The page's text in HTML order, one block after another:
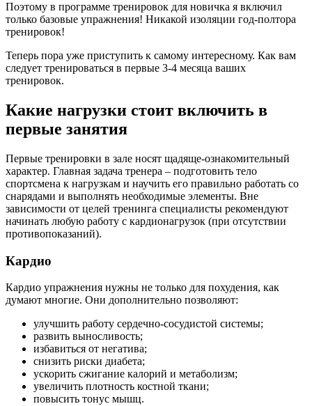
Поэтому в программе тренировок для новичка я включил
только базовые упражнения! Никакой изоляции год-полтора
тренировок!
Теперь пора уже приступить к самому интересному. Как вам
следует тренироваться в первые 3-4 месяца ваших
тренировок.
Какие нагрузки стоит включить в
первые занятия
Первые тренировки в зале носят щадяще-ознакомительный
характер. Главная задача тренера – подготовить тело
спортсмена к нагрузкам и научить его правильно работать со
снарядами и выполнять необходимые элементы. Вне
зависимости от целей тренинга специалисты рекомендуют
начинать любую работу с кардионагрузок (при отсутствии
противопоказаний).
Кардио
Кардио упражнения нужны не только для похудения, как
думают многие. Они дополнительно позволяют:
улучшить работу сердечно-сосудистой системы;
развить выносливость;
избавиться от негатива;
снизить риски диабета;
ускорить сжигание калорий и метаболизм;
увеличить плотность костной ткани;
повысить тонус мышц.